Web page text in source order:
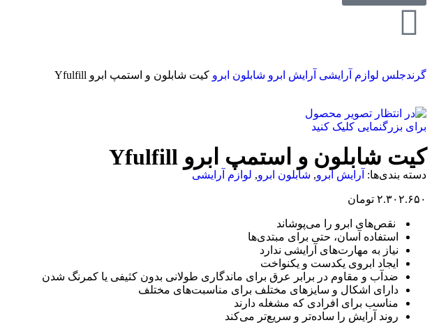
گرندجلس لوازم آرایشی آرایش ابرو شابلون ابرو کیت شابلون و استمپ ابرو Yfulfill
برای بزرگنمایی کلیک کنید
کیت شابلون و استمپ ابرو Yfulfill
دسته بندی‌ها: آرایش ابرو, شابلون ابرو, لوازم آرایشی
۲.۳۰۲.۶۵۰ تومان
نقص‌های ابرو را می‌پوشاند
استفاده آسان، حتی برای مبتدی‌ها
نیاز به مهارت‌های آرایشی ندارد
ایجاد ابروی یکدست و یکنواخت
ضدآب و مقاوم در برابر عرق برای ماندگاری طولانی بدون کثیفی یا کمرنگ شدن
دارای اشکال و سایزهای مختلف برای مناسبت‌های مختلف
مناسب برای افرادی که مشغله دارند
روند آرایش را ساده‌تر و سریع‌تر می‌کند